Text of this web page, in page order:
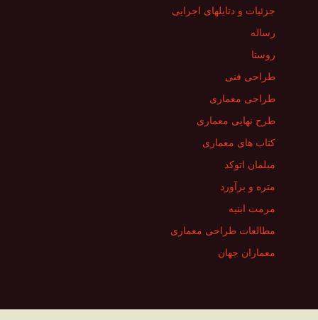
جزئیات و دتایلهای اجرایی
رساله
روستا
طراحی فنی
طراحی معماری
طرح نهایی معماری
کتاب های معماری
مبلمان اتوکد
متره و برآورد
مرمت ابنیه
مطالعات طراحی معماری
معماران جهان